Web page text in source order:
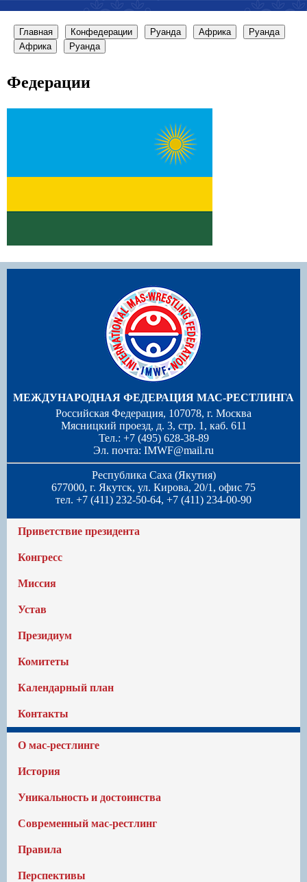
Главная Конфедерации Руанда Африка
Руанда
Африка
Руанда
Федерации
МЕЖДУНАРОДНАЯ ФЕДЕРАЦИЯ МАС-РЕСТЛИНГА
Российская Федерация, 107078, г. Москва
Мясницкий проезд, д. 3, стр. 1, каб. 611
Тел.: +7 (495) 628-38-89
Эл. почта: IMWF@mail.ru
Республика Саха (Якутия)
677000, г. Якутск, ул. Кирова, 20/1, офис 75
тел. +7 (411) 232-50-64, +7 (411) 234-00-90
Приветствие президента
Конгресс
Миссия
Устав
Президиум
Комитеты
Календарный план
Контакты
О мас-рестлинге
История
Уникальность и достоинства
Современный мас-рестлинг
Правила
Перспективы